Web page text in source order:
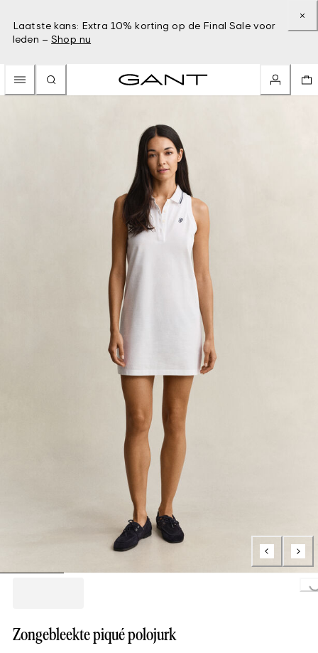
Laatste kans: Extra 10% korting op de Final Sale voor
leden – Shop nu
Zongebleekte piqué polojurk